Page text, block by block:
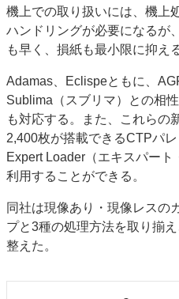
機上での取り扱いには、機上
ハンドリングが必要になるが
も早く、損紙も最小限に抑え
Adamas、Eclispeともに、
Sublima（スブリマ）との相
も対応する。また、これらの
2,400枚が搭載できるCTPパ
Expert Loader（エキスパー
利用することができる。
同社は現像あり・現像レスの
プと3種の処理方法を取り揃
整えた。